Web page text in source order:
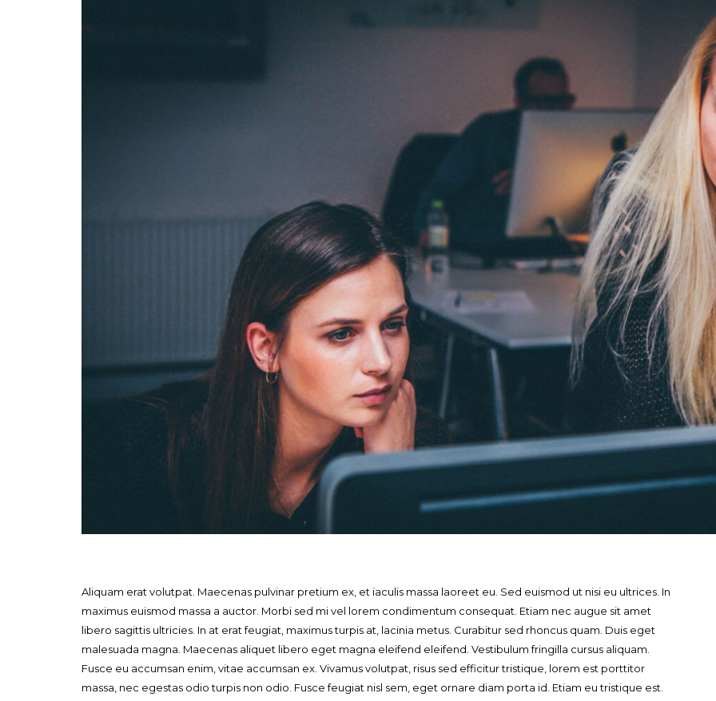
Aliquam erat volutpat. Maecenas pulvinar pretium ex, et iaculis massa laoreet eu. Sed euismod ut nisi eu ultrices. In
maximus euismod massa a auctor. Morbi sed mi vel lorem condimentum consequat. Etiam nec augue sit amet
libero sagittis ultricies. In at erat feugiat, maximus turpis at, lacinia metus. Curabitur sed rhoncus quam. Duis eget
malesuada magna. Maecenas aliquet libero eget magna eleifend eleifend. Vestibulum fringilla cursus aliquam.
Fusce eu accumsan enim, vitae accumsan ex. Vivamus volutpat, risus sed efficitur tristique, lorem est porttitor
massa, nec egestas odio turpis non odio. Fusce feugiat nisl sem, eget ornare diam porta id. Etiam eu tristique est.